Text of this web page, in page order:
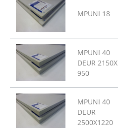
MPUNI 18
MPUNI 40
DEUR 2150X
950
MPUNI 40
DEUR
2500X1220